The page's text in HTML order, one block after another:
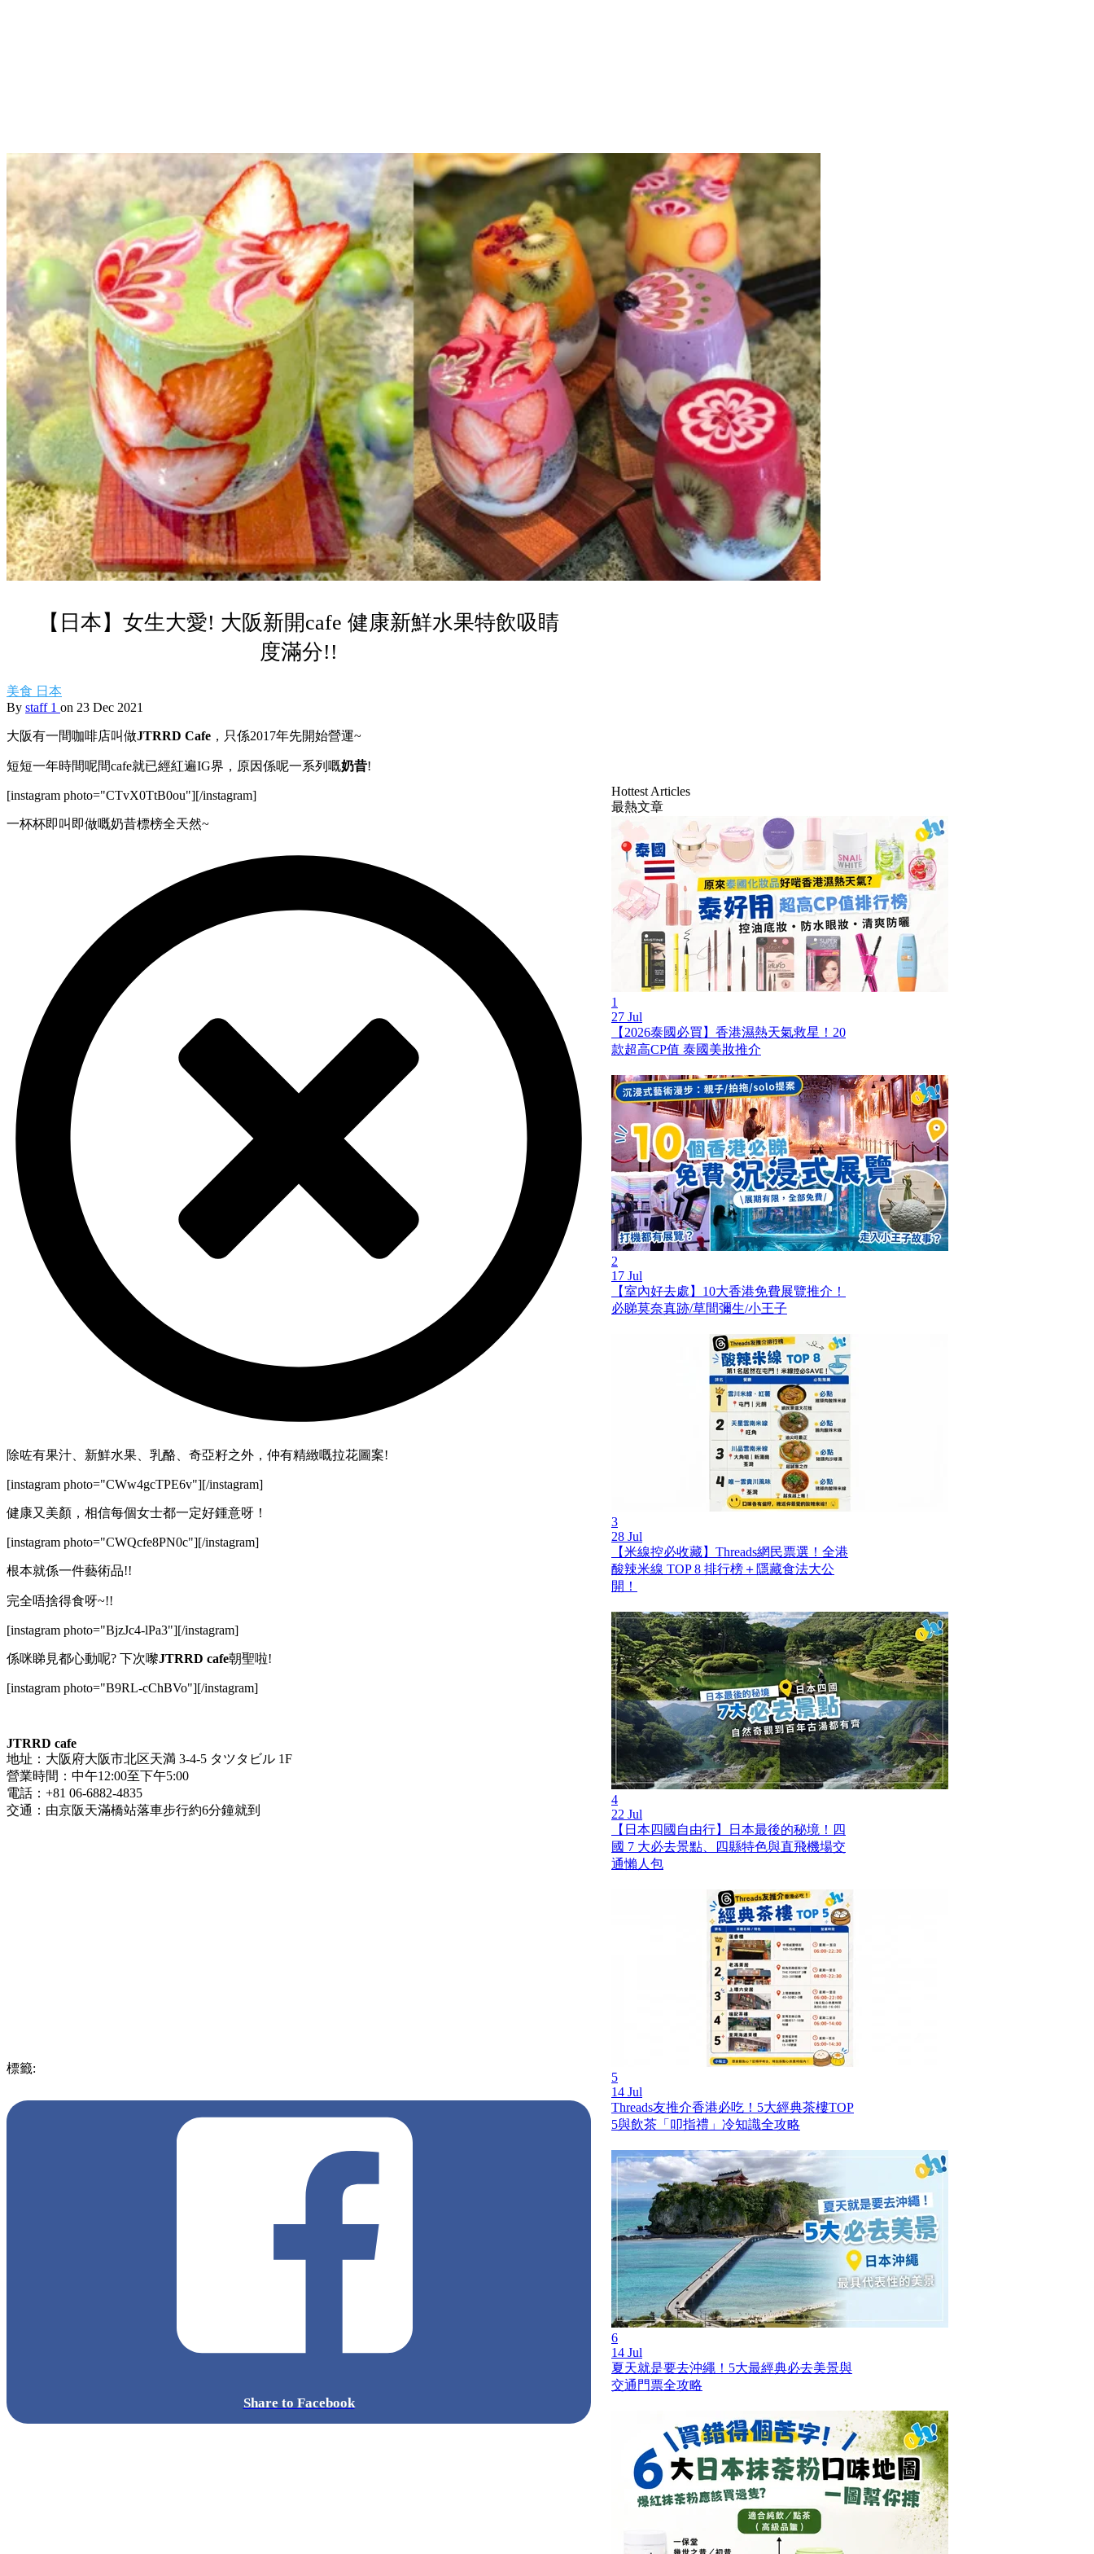
【日本】女生大愛! 大阪新開cafe 健康新鮮水果特飲吸睛
度滿分!!
美食 日本
By staff 1 on 23 Dec 2021
大阪有一間咖啡店叫做JTRRD Cafe ，只係2017年先開始營運~
短短一年時間呢間cafe就已經紅遍IG界，原因係呢一系列嘅奶昔!
[instagram photo="CTvX0TtB0ou"][/instagram]
一杯杯即叫即做嘅奶昔標榜全天然~
除咗有果汁、新鮮水果、乳酪、奇亞籽之外，仲有精緻嘅拉花圖案!
[instagram photo="CWw4gcTPE6v"][/instagram]
健康又美顏，相信每個女士都一定好鍾意呀！
[instagram photo="CWQcfe8PN0c"][/instagram]
根本就係一件藝術品!!
完全唔捨得食呀~!!
[instagram photo="BjzJc4-lPa3"][/instagram]
係咪睇見都心動呢? 下次嚟JTRRD cafe朝聖啦!
[instagram photo="B9RL-cChBVo"][/instagram]
JTRRD cafe
地址：大阪府大阪市北区天満 3-4-5 タツタビル 1F
營業時間：中午12:00至下午5:00
電話：+81 06-6882-4835
交通：由京阪天滿橋站落車步行約6分鐘就到
標籤:
Share to Facebook
Hottest Articles
最熱文章
1
27 Jul
【2026泰國必買】香港濕熱天氣救星！20
款超高CP值 泰國美妝推介
2
17 Jul
【室內好去處】10大香港免費展覽推介！
必睇莫奈真跡/草間彌生/小王子
3
28 Jul
【米線控必收藏】Threads網民票選！全港
酸辣米線 TOP 8 排行榜＋隱藏食法大公
開！
4
22 Jul
【日本四國自由行】日本最後的秘境！四
國 7 大必去景點、四縣特色與直飛機場交
通懶人包
5
14 Jul
Threads友推介香港必吃！5大經典茶樓TOP
5與飲茶「叩指禮」冷知識全攻略
6
14 Jul
夏天就是要去沖繩！5大最經典必去美景與
交通門票全攻略